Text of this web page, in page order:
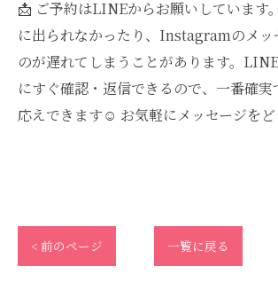
📩 ご予約はLINEからお願いしています
に出られなかったり、Instagramのメッ
のが遅れてしまうことがあります。
にすぐ確認・返信できるので、一番確
応えできます☺️ お気軽にメッセージを
< 前のページ 一覧に戻る